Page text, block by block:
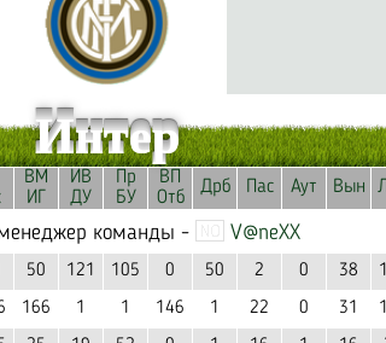
Интер
ВМ
ИГ
ИВ
ДУ
Пр
БУ
ВП
Отб
Дрб Пас Аут Вын
команды - V@neXX
50 121 105 0 50 2 0 38
166 1 1 146 1 22 0 31